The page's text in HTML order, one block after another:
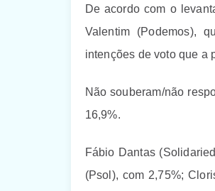
De acordo com o
Valentim (Podemos),
intenções de voto que a
Não souberam/não
16,9%.
Fábio Dantas
(Psol), com 2,75%;